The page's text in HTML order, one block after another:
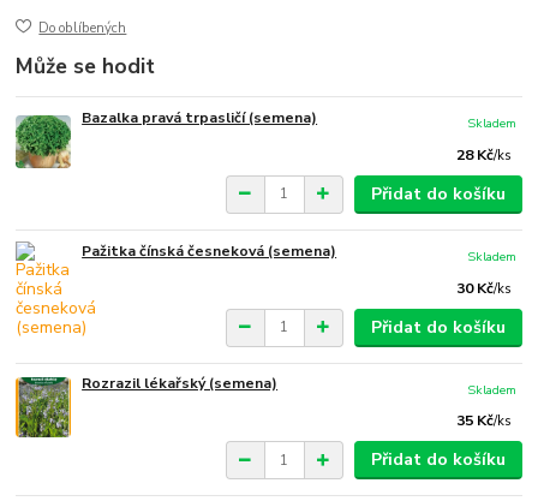
Do oblíbených
Může se hodit
Bazalka pravá trpasličí (semena)
28 Kč/ks
Skladem
Přidat do košíku
Pažitka čínská česneková (semena)
30 Kč/ks
Skladem
Přidat do košíku
Rozrazil lékařský (semena)
35 Kč/ks
Skladem
Přidat do košíku